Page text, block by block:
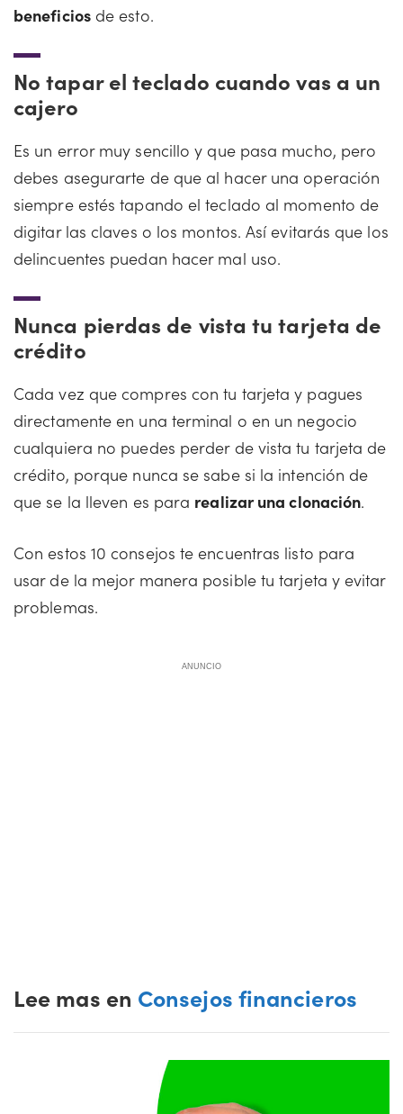
beneficiosde esto.
No tapar el teclado cuando vas a un
cajero
Es un error muy sencillo y que pasa mucho, pero
debes asegurarte de que al hacer una operación
siempre estés tapando el teclado al momento de
digitar las claves o los montos. Así evitarás que los
delincuentes puedan hacer mal uso.
Nunca pierdas de vista tu tarjeta de
crédito
Cada vez que compres con tu tarjeta y pagues
directamente en una terminal o en un negocio
cualquiera no puedes perder de vista tu tarjeta de
crédito, porque nunca se sabe si la intención de
que se la lleven es para realizar una clonación.
Con estos 10 consejos te encuentras listo para
usar de la mejor manera posible tu tarjeta y evitar
problemas.
ANUNCIO
Lee mas en Consejos financieros